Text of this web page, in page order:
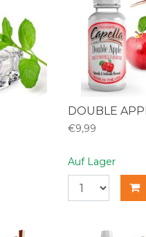
DOUBLE
€9,99
Auf Lager